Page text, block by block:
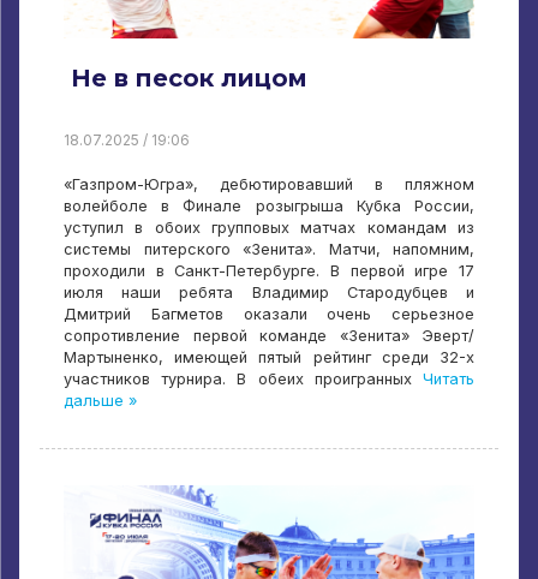
Не в песок лицом
18.07.2025 / 19:06
«Газпром-Югра», дебютировавший в пляжном
волейболе в Финале розыгрыша Кубка России,
уступил в обоих групповых матчах командам из
системы питерского «Зенита». Матчи, напомним,
проходили в Санкт-Петербурге. В первой игре 17
июля наши ребята Владимир Стародубцев и
Дмитрий Багметов оказали очень серьезное
сопротивление первой команде «Зенита» Эверт/
Мартыненко, имеющей пятый рейтинг среди 32-х
участников турнира. В обеих проигранныхЧитать
дальше »